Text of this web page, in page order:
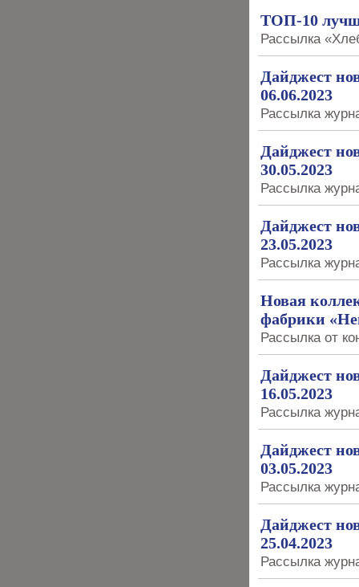
ТОП-10
Рассылка
Дайджест
06.06.2023
Рассылка
Дайджест
30.05.2023
Рассылка
Дайджест
23.05.2023
Рассылка
Новая
фабрики
Рассылка от
Дайджест
16.05.2023
Рассылка
Дайджест
03.05.2023
Рассылка
Дайджест
25.04.2023
Рассылка